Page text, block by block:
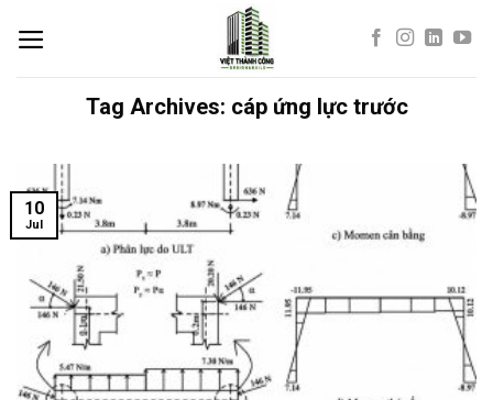
Tag Archives: cáp ứng lực trước
10
Jul